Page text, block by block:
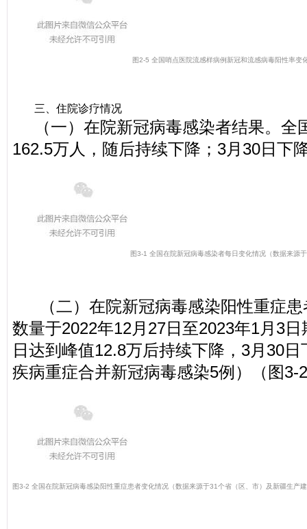
图2-5 全国哨点医院流感样病例新冠和流感病毒阳性率变
三、住院诊疗情况
（一）在院新冠病毒感染者结果。
162.5万人，随后持续下降；3月30日下
图3-1 全国在院新冠病毒感染者每日变化情况 （数据来源
（二）在院新冠病毒感染阳性重症
数量于2022年12月27日至2023年1月3
日达到峰值12.8万后持续下降，3月30
疾病重症合并新冠病毒感染5例）（图3-
图3-2 全国在院新冠病毒感染阳性重症患者变化情况 （数据来源于31个省（区、市）及新疆生产